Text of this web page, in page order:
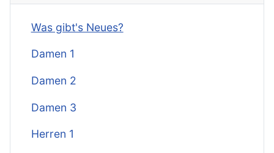
Was gibt's Neues?
Damen 1
Damen 2
Damen 3
Herren 1